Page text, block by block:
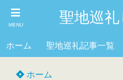
MENU 聖地巡
ホーム 聖地巡礼記事一覧
ホーム